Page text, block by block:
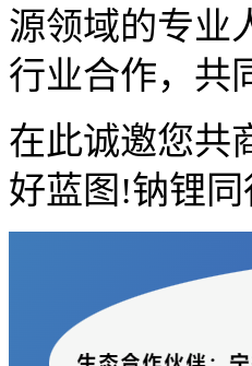
源领域的专业
行业合作，共
在此诚邀您共
好蓝图!钠锂